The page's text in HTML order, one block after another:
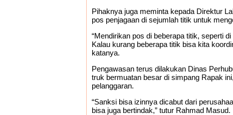
Pihaknya juga meminta kepada Direktur
pos penjagaan di sejumlah titik untuk
“Mendirikan pos di beberapa titik, seperti
Kalau kurang beberapa titik bisa kita
katanya.
Pengawasan terus dilakukan Dinas
truk bermuatan besar di simpang Rapak
pelanggaran.
“Sanksi bisa izinnya dicabut dari
bisa juga bertindak,” tutur Rahmad Masud.